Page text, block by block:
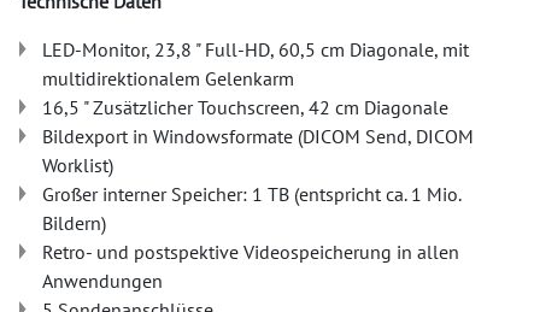
LED-Monitor, 23,8 " Full-HD, 60,5 cm Diagonale, mit
multidirektionalem Gelenkarm
16,5 " Zusätzlicher Touchscreen, 42 cm Diagonale
Bildexport in Windowsformate (DICOM Send, DICOM
Worklist)
Großer interner Speicher: 1 TB (entspricht ca. 1 Mio.
Bildern)
Retro- und postspektive Videospeicherung in allen
Anwendungen